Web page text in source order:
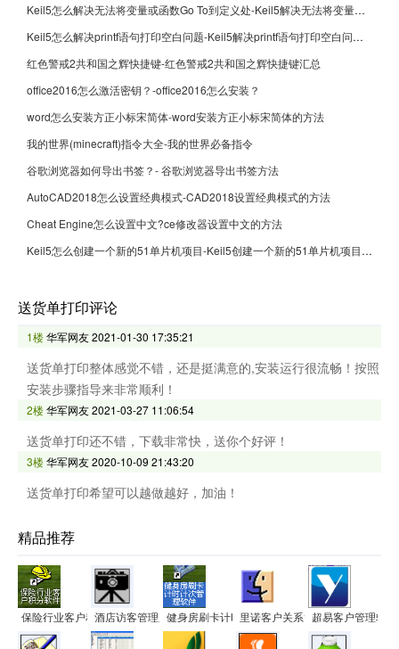
Keil5怎么解决无法将变量或函数Go To到定义处-Keil5解决无法将变量或函数Go To到定义处的方法
Keil5怎么解决printf语句打印空白问题-Keil5解决printf语句打印空白问题的方法
红色警戒2共和国之辉快捷键-红色警戒2共和国之辉快捷键汇总
office2016怎么激活密钥？-office2016怎么安装？
word怎么安装方正小标宋简体-word安装方正小标宋简体的方法
我的世界(minecraft)指令大全-我的世界必备指令
谷歌浏览器如何导出书签？- 谷歌浏览器导出书签方法
AutoCAD2018怎么设置经典模式-CAD2018设置经典模式的方法
Cheat Engine怎么设置中文?ce修改器设置中文的方法
Keil5怎么创建一个新的51单片机项目-Keil5创建一个新的51单片机项目的方法
送货单打印评论
1楼华军网友2021-01-30 17:35:21
送货单打印整体感觉不错，还是挺满意的,安装运行很流畅！按照
安装步骤指导来非常顺利！
2楼华军网友2021-03-27 11:06:54
送货单打印还不错，下载非常快，送你个好评！
3楼华军网友2020-10-09 21:43:20
送货单打印希望可以越做越好，加油！
精品推荐
保险行业客户积分管理系统软件
酒店访客管理系统软件健身房刷卡计时计次管理系统
里诺客户关系管理系统超易客户管理软件